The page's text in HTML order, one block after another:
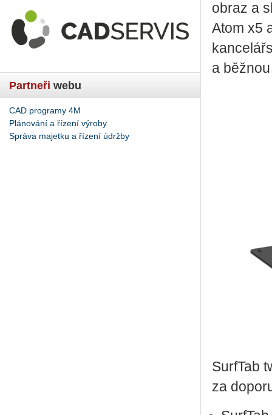
Partneři webu
CAD programy 4M
Plánování a řízení výroby
Správa majetku a řízení údržby
obraz a
Atom x5
a
SurfTab
za